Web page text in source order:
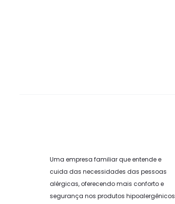
Uma empresa familiar que entende e
cuida das necessidades das pessoas
alérgicas, oferecendo mais conforto e
segurança nos produtos hipoalergênicos